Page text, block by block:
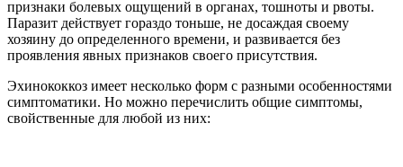
признаки болевых ощущений в органах, тошноты и рвоты.
Паразит действует гораздо тоньше, не досаждая своему
хозяину до определенного времени, и развивается без
проявления явных признаков своего присутствия.
Эхинококкоз имеет несколько форм с разными особенностями
симптоматики. Но можно перечислить общие симптомы,
свойственные для любой из них: